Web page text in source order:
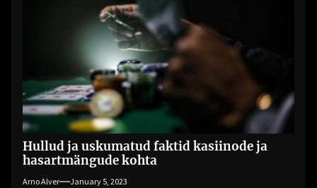
Hullud ja uskumatud faktid kasiinode ja
hasartmängude kohta
Arno Alver January 5, 2023